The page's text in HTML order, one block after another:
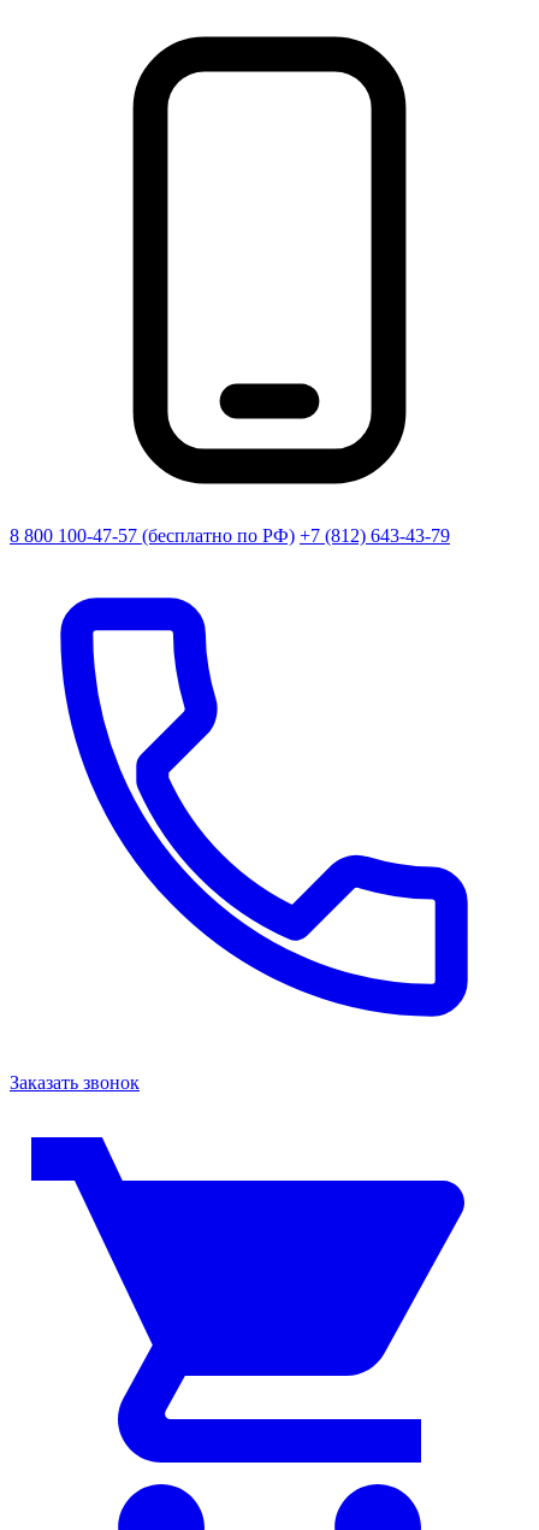
8 800 100-47-57 (бесплатно по РФ) +7 (812) 643-43-79
Заказать звонок